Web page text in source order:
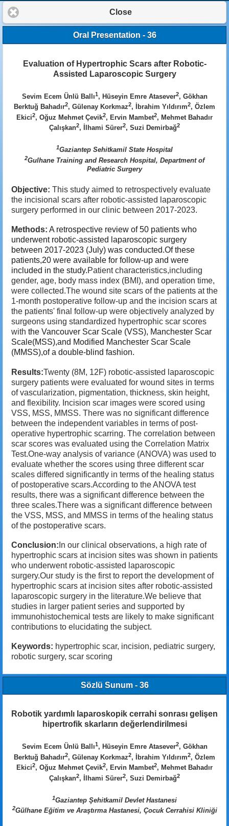
Close
Oral Presentation - 36
Evaluation of Hypertrophic Scars after Robotic-
Assisted Laparoscopic Surgery
Sevim Ecem Ünlü Ballı1, Hüseyin Emre Atasever2, Gökhan
Berktuğ Bahadır2, Gülenay Korkmaz2, İbrahim Yıldırım2, Özlem
Ekici2, Oğuz Mehmet Çevik2, Ervin Mambet2, Mehmet Bahadır
Çalışkan2, İlhami Sürer2, Suzi Demirbağ2
1Gaziantep Sehitkamil State Hospital
2Gulhane Training and Research Hospital, Department of
Pediatric Surgery
Objective: This study aimed to retrospectively evaluate
the incisional scars after robotic-assisted laparoscopic
surgery performed in our clinic between 2017-2023.
Methods: A retrospective review of 50 patients who
underwent robotic-assisted laparoscopic surgery
between 2017-2023 (July) was conducted.Of these
patients,20 were available for follow-up and were
included in the study.Patient characteristics,including
gender, age, body mass index (BMI), and operation time,
were collected.The wound site scars of the patients at the
1-month postoperative follow-up and the incision scars at
the patients' final follow-up were objectively analyzed by
surgeons using standardized hypertrophic scar scores
with the Vancouver Scar Scale (VSS), Manchester Scar
Scale(MSS),and Modified Manchester Scar Scale
(MMSS),of a double-blind fashion.
Results:Twenty (8M, 12F) robotic-assisted laparoscopic
surgery patients were evaluated for wound sites in terms
of vascularization, pigmentation, thickness, skin height,
and flexibility. Incision scar images were scored using
VSS, MSS, MMSS. There was no significant difference
between the independent variables in terms of post-
operative hypertrophic scarring. The correlation between
scar scores was evaluated using the Correlation Matrix
Test.One-way analysis of variance (ANOVA) was used to
evaluate whether the scores using three different scar
scales differed significantly in terms of the healing status
of postoperative scars.According to the ANOVA test
results, there was a significant difference between the
three scales.There was a significant difference between
the VSS, MSS, and MMSS in terms of the healing status
of the postoperative scars.
Conclusion: In our clinical observations, a high rate of
hypertrophic scars at incision sites was shown in patients
who underwent robotic-assisted laparoscopic
surgery.Our study is the first to report the development of
hypertrophic scars at incision sites after robotic-assisted
laparoscopic surgery in the literature.We believe that
studies in larger patient series and supported by
immunohistochemical tests are likely to make significant
contributions to elucidating the subject.
Keywords: hypertrophic scar, incision, pediatric surgery,
robotic surgery, scar scoring
Sözlü Sunum - 36
Robotik yardımlı laparoskopik cerrahi sonrası gelişen
hipertrofik skarların değerlendirilmesi
Sevim Ecem Ünlü Ballı1, Hüseyin Emre Atasever2, Gökhan
Berktuğ Bahadır2, Gülenay Korkmaz2, İbrahim Yıldırım2, Özlem
Ekici2, Oğuz Mehmet Çevik2, Ervin Mambet2, Mehmet Bahadır
Çalışkan2, İlhami Sürer2, Suzi Demirbağ2
1Gaziantep Şehitkamil Devlet Hastanesi
2Gülhane Eğitim ve Araştırma Hastanesi, Çocuk Cerrahisi Kliniği